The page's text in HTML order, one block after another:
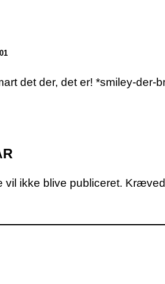
det der, det er! *smiley-der-
vil ikke blive publiceret.